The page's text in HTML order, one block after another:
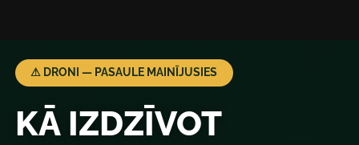
⚠ DRONI — PASAULE MAINĪJUSIES
KĀ IZDZĪVOT